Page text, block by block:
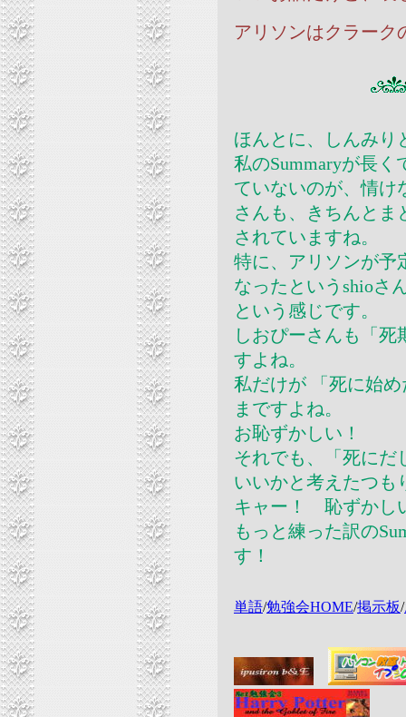
アリソンはクラーク
ほんとに、しんみり
私のSummaryが長
ていないのが、情け
さんも、きちんとま
されていますね。
特に、アリソンが予
なったというshioさ
という感じです。
しおぴーさんも「
すよね。
私だけが 「死に始め
まですよね。
お恥ずかしい！
それでも、「死にだ
いいかと考えたつも
キャー！ 恥ずかし
もっと練った訳の
す！
単語/勉強会HOME/掲示板/